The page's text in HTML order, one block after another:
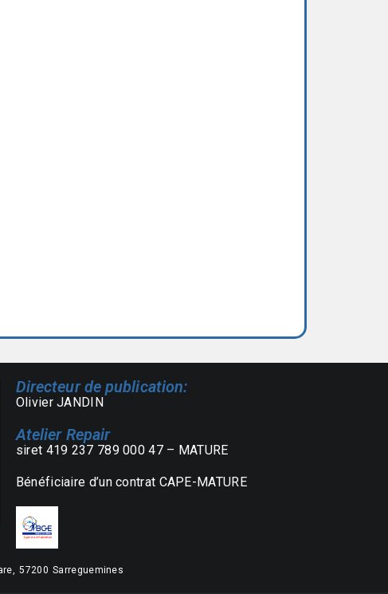
Directeur de publication:
Olivier JANDIN
Atelier Repair
siret 419 237 789 000 47 – MATURE
Bénéficiaire d’un contrat CAPE-MATURE
57200 Sarreguemines